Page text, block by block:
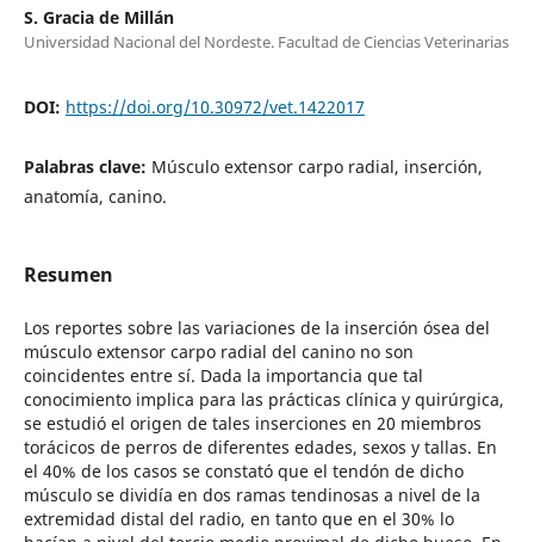
S. Gracia de Millán
Universidad Nacional del Nordeste. Facultad de Ciencias Veterinarias
DOI: https://doi.org/10.30972/vet.1422017
Palabras clave: Músculo extensor carpo radial, inserción,
anatomía, canino.
Resumen
Los reportes sobre las variaciones de la inserción ósea del
músculo extensor carpo radial del canino no son
coincidentes entre sí. Dada la importancia que tal
conocimiento implica para las prácticas clínica y quirúrgica,
se estudió el origen de tales inserciones en 20 miembros
torácicos de perros de diferentes edades, sexos y tallas. En
el 40% de los casos se constató que el tendón de dicho
músculo se dividía en dos ramas tendinosas a nivel de la
extremidad distal del radio, en tanto que en el 30% lo